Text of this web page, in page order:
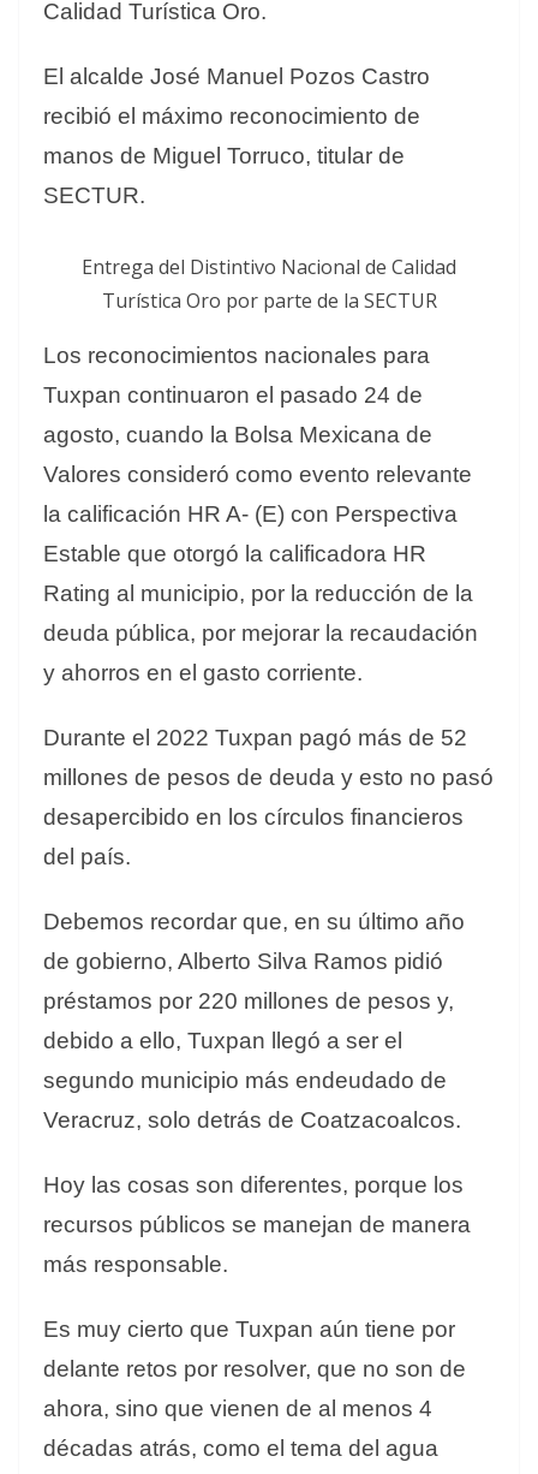
Calidad Turística Oro.
El alcalde José Manuel Pozos Castro
recibió el máximo reconocimiento de
manos de Miguel Torruco, titular de
SECTUR.
Entrega del Distintivo Nacional de Calidad
Turística Oro por parte de la SECTUR
Los reconocimientos nacionales para
Tuxpan continuaron el pasado 24 de
agosto, cuando la Bolsa Mexicana de
Valores consideró como evento relevante
la calificación HR A- (E) con Perspectiva
Estable que otorgó la calificadora HR
Rating al municipio, por la reducción de la
deuda pública, por mejorar la recaudación
y ahorros en el gasto corriente.
Durante el 2022 Tuxpan pagó más de 52
millones de pesos de deuda y esto no pasó
desapercibido en los círculos financieros
del país.
Debemos recordar que, en su último año
de gobierno, Alberto Silva Ramos pidió
préstamos por 220 millones de pesos y,
debido a ello, Tuxpan llegó a ser el
segundo municipio más endeudado de
Veracruz, solo detrás de Coatzacoalcos.
Hoy las cosas son diferentes, porque los
recursos públicos se manejan de manera
más responsable.
Es muy cierto que Tuxpan aún tiene por
delante retos por resolver, que no son de
ahora, sino que vienen de al menos 4
décadas atrás, como el tema del agua